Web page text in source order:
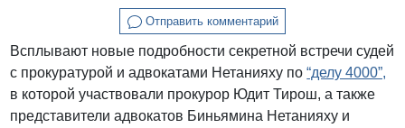
Отправить комментарий
Всплывают новые подробности секретной встречи судей
с прокуратурой и адвокатами Нетанияху по“делу 4000”,
в которой участвовали прокурор Юдит Тирош, а также
представители адвокатов Биньямина Нетанияху и